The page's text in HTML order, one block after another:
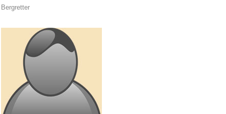
ITAT 4187
Bergretter